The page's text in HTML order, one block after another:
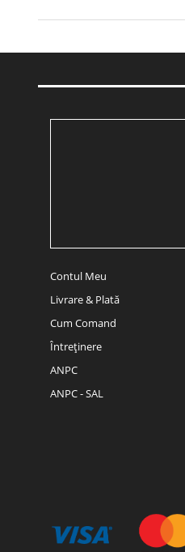
Contul Meu
Livrare & Plată
Cum Comand
Întreținere
ANPC
ANPC - SAL